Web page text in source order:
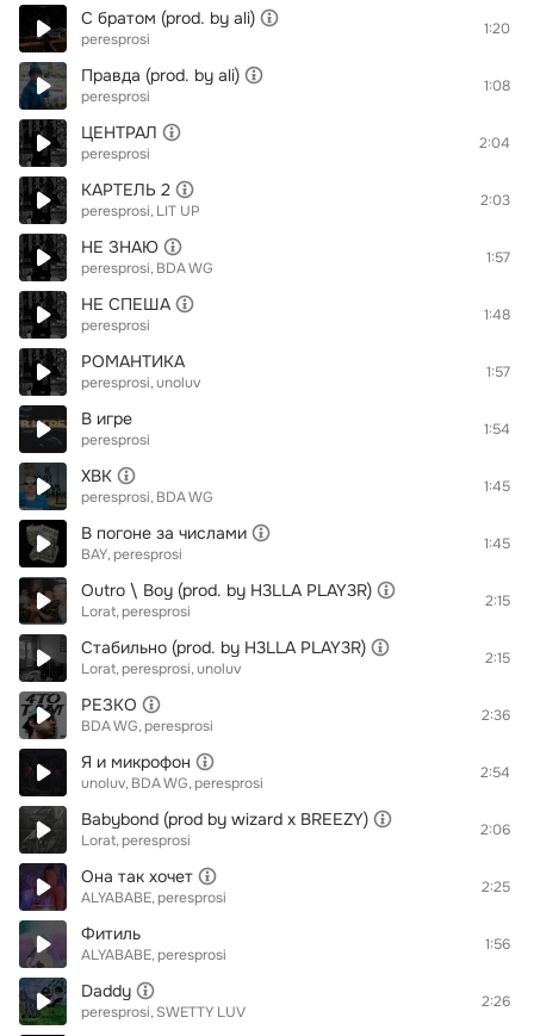
С братом (prod. by ali)
peresprosi
1:20
Правда (prod. by ali)
peresprosi
1:08
ЦЕНТРАЛ
peresprosi
2:04
КАРТЕЛЬ 2
peresprosi LIT UP
2:03
НЕ ЗНАЮ
peresprosi BDA WG
1:57
НЕ СПЕША
peresprosi
1:48
РОМАНТИКА
peresprosi unoluv
1:57
В игре
peresprosi
1:54
ХВК
peresprosi BDA WG
1:45
В погоне за числами
BAY peresprosi
1:45
Outro \ Boy (prod. by H3LLA PLAY3R)
Lorat peresprosi
2:15
Стабильно (prod. by H3LLA PLAY3R)
Lorat peresprosi unoluv
2:15
РЕЗКО
BDA WG peresprosi
2:36
Я и микрофон
unoluv BDA WG peresprosi
2:54
Babybond (prod by wizard x BREEZY)
Lorat peresprosi
2:06
Она так хочет
ALYABABE peresprosi
2:25
Фитиль
ALYABABE peresprosi
1:56
Daddy
peresprosi SWETTY LUV
2:26